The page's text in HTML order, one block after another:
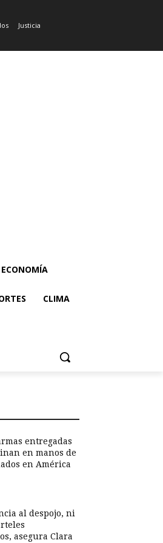
Justicia
ECONOMÍA
CLIMA
entregadas
en manos de
en América
al despojo, ni
asegura Clara